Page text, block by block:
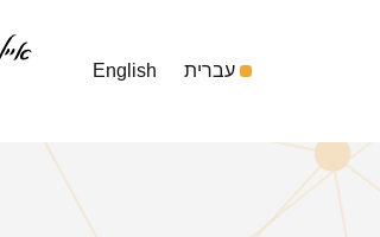
עברית English